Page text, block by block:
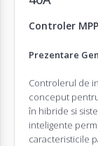
Controler
Prezentare
Controlerul de
conceput
în hibride si
inteligente
caracteristicile